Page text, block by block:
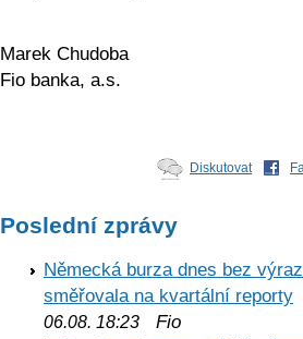
Marek Chudoba
Fio banka, a.s.
Diskutovat
Poslední zprávy
Německá burza dnes bez
směřovala na kvartální reporty
06.08. 18:23 Fio